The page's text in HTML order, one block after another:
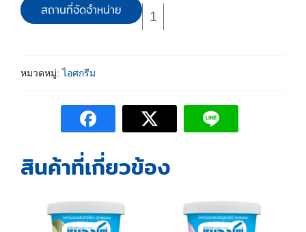
สถานที่จัดจำหน่าย
หมวดหมู่:ไอศกรีม
สินค้าที่เกี่ยวข้อง